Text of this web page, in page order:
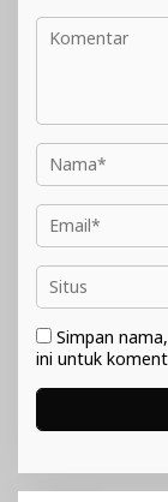
Simpan
ini untuk